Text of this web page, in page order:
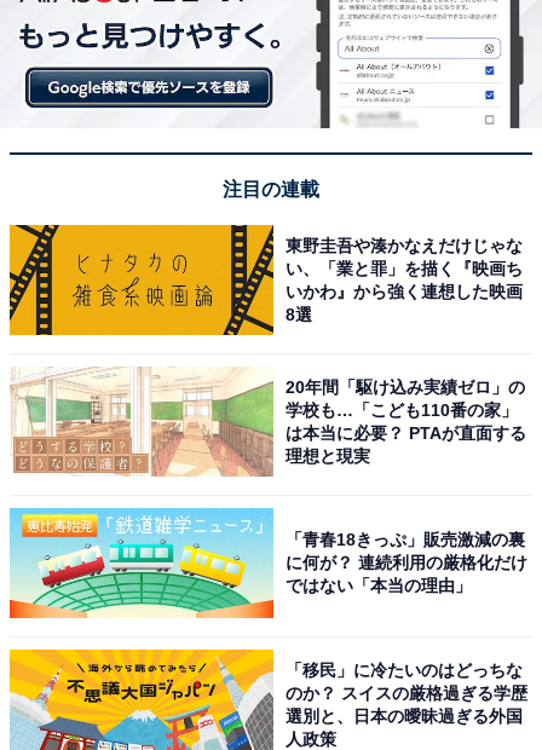
注目の連載
東野圭吾や湊かなえだけじゃな
い、「業と罪」を描く『映画ち
いかわ』から強く連想した映画
8選
20年間「駆け込み実績ゼロ」の
学校も…「こども110番の家」
は本当に必要？ PTAが直面する
理想と現実
「青春18きっぷ」販売激減の裏
に何が？ 連続利用の厳格化だけ
ではない「本当の理由」
「移民」に冷たいのはどっちな
のか？ スイスの厳格過ぎる学歴
選別と、日本の曖昧過ぎる外国
人政策